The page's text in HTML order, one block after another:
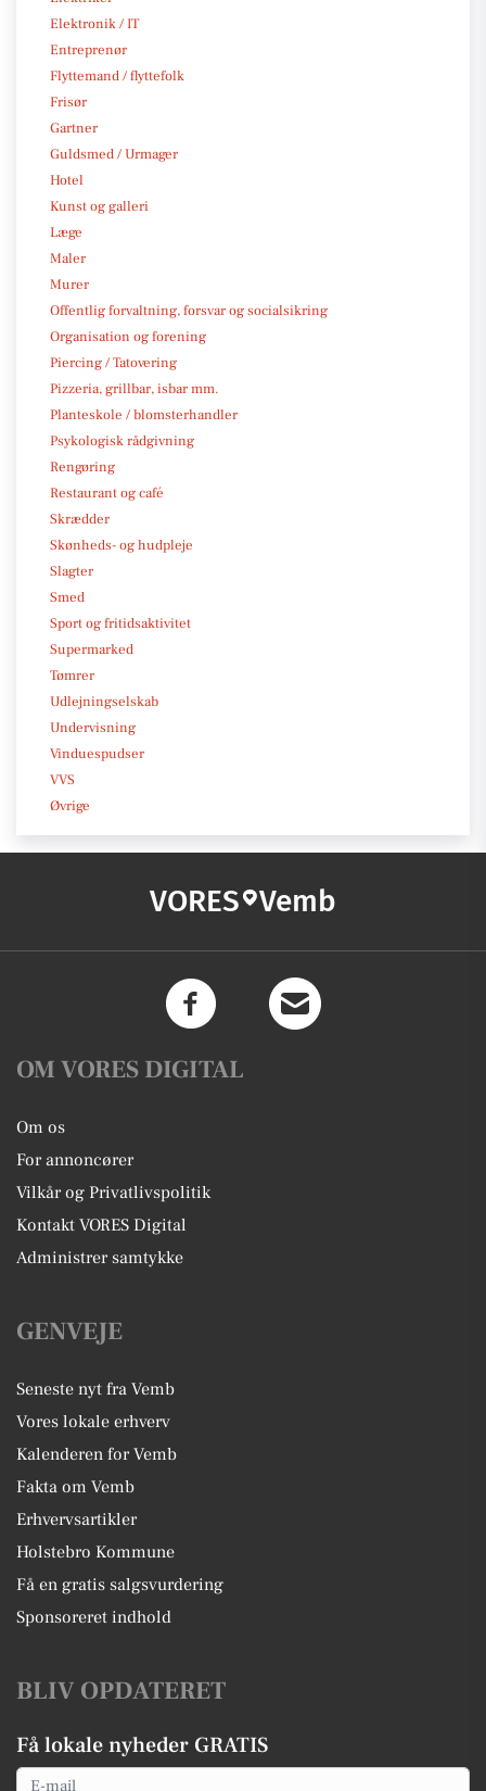
Elektronik / IT
Entreprenør
Flyttemand / flyttefolk
Frisør
Gartner
Guldsmed / Urmager
Hotel
Kunst og galleri
Læge
Maler
Murer
Offentlig forvaltning, forsvar og socialsikring
Organisation og forening
Piercing / Tatovering
Pizzeria, grillbar, isbar mm.
Planteskole / blomsterhandler
Psykologisk rådgivning
Rengøring
Restaurant og café
Skrædder
Skønheds- og hudpleje
Slagter
Smed
Sport og fritidsaktivitet
Supermarked
Tømrer
Udlejningselskab
Undervisning
Vinduespudser
VVS
Øvrige
VORES Vemb
OM VORES DIGITAL
Om os
For annoncører
Vilkår og Privatlivspolitik
Kontakt VORES Digital
Administrer samtykke
GENVEJE
Seneste nyt fra Vemb
Vores lokale erhverv
Kalenderen for Vemb
Fakta om Vemb
Erhvervsartikler
Holstebro Kommune
Få en gratis salgsvurdering
Sponsoreret indhold
BLIV OPDATERET
Få lokale nyheder GRATIS
Email